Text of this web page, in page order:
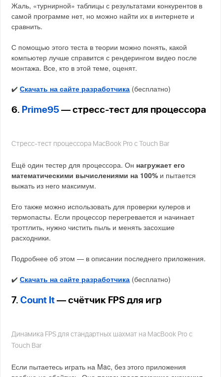
Жаль, «турнирной» таблицы с результатами конкурентов в
самой программе нет, но можно найти их в интернете и
сравнить.
С помощью этого теста в теории можно понять, какой
компьютер лучше справится с рендерингом видео после
монтажа. Все, кто в этой теме, оценят.
✔️Скачать на сайте разработчика (бесплатно)
6. Prime95 — стресс-тест для процессора
Стресс-тест процессора MacBook Pro с Touch Bar
Ещё один тестер для процессора. Он нагружает его
математическими вычислениями на 100% и пытается
выжать из него максимум.
Его также можно использовать для проверки кулеров и
термопасты. Если процессор перегревается и начинает
троттлить, нужно чистить пыль и менять засохшие
расходники.
Подробнее об этом — в описании последнего приложения.
✔️Скачать на сайте разработчика (бесплатно)
7.Count It — счётчик FPS для игр
Динамика FPS для стандартных шахмат на MacBook Pro с
Touch Bar
Если пытаетесь играть на Mac, без этого приложения